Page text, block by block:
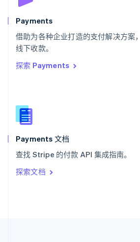
Payments
借助为各种企业打造的支付解决方案
线下收款。
探索 Payments
Payments 文档
查找 Stripe 的付款 API 集成指南。
探索文档
斯洛文尼亚
泰国
ไทยEnglish
希腊
English
西班牙
新西兰
English
匈牙利
English
ItalianoEnglish
印度
English